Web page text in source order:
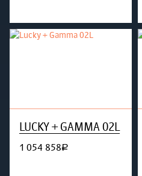
LUCKY + GAMMA 02L
1 054 858руб.